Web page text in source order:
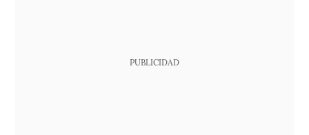
PUBLICIDAD